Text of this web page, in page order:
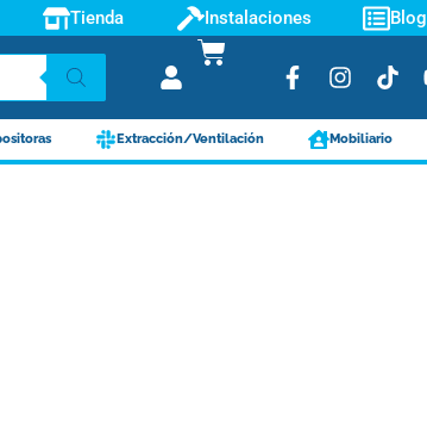
Tienda Instalaciones Blog
Extracción/Ventilación Mobiliario